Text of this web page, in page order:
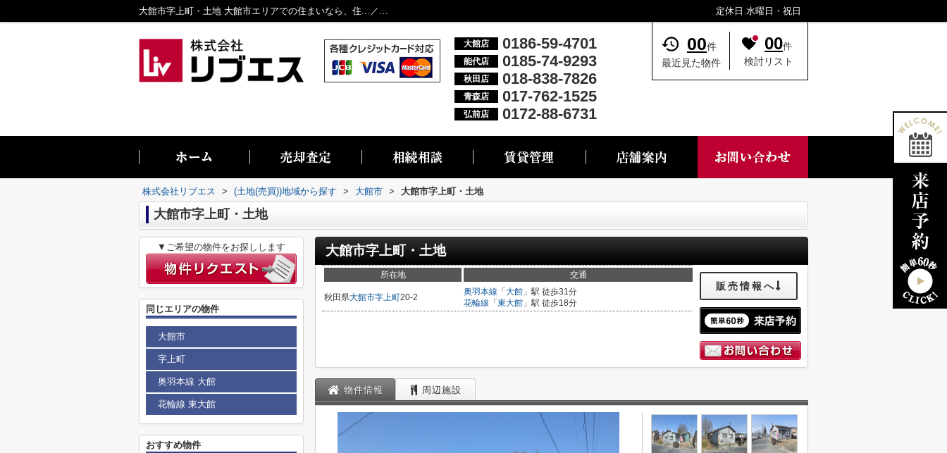
大館市字上町・土地 大館市エリアでの住まいなら、住...／大館市・能代市・秋田市・青森市・弘前市の不動産情報なら株式会社リブエス 定休日 水曜日・祝日
大館店 0186-59-4701
能代店 0185-74-9293
秋田店 018-838-7826
青森店 017-762-1525
弘前店 0172-88-6731
00件
最近見た物件
00件
検討リスト
株式会社リブエス > (土地(売買))地域から探す > 大館市 > 大館市字上町・土地
大館市字上町・土地
大館市字上町・土地
所在地 交通
秋田県大館市字上町20-2
奥羽本線 「 大館 」駅 徒歩31分
花輪線 「 東大館 」駅 徒歩18分
販売情報へ
物件情報 周辺施設
▼ご希望の物件をお探しします
同じエリアの物件
大館市
字上町
奥羽本線 大館
花輪線 東大館
おすすめ物件